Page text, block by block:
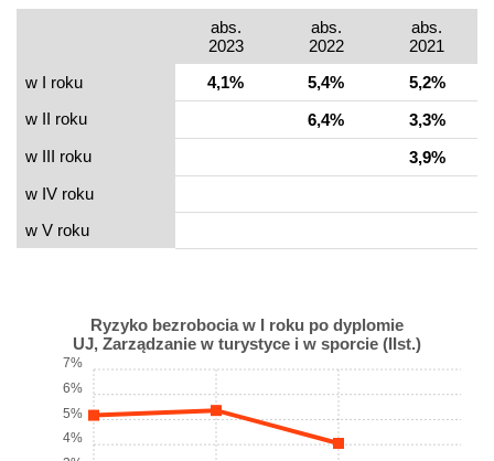
abs.
2023
abs.
2022
abs.
2021
w I roku
4,1% 5,4%
5,2%
w II roku
6,4%
3,3%
w III roku
3,9%
w IV roku
w V roku
Ryzyko bezrobocia w I roku po dyplomie
UJ, Zarządzanie w turystyce i w sporcie (IIst.)
4%
5%
6%
7%